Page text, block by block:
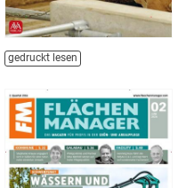
gedruckt lesen